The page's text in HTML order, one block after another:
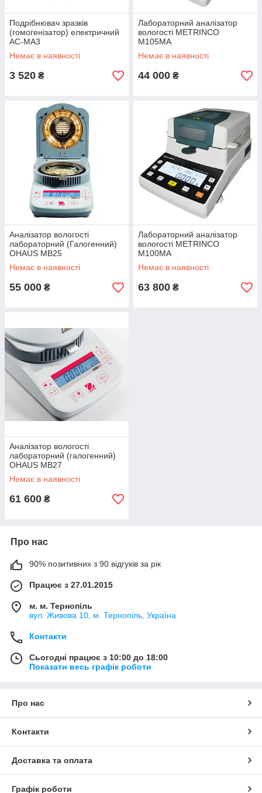
Подрібнювач зразків
(гомогенізатор) електричний
AC-MA3
Немає в наявності
3 520 ₴
Лабораторний аналізатор
вологості METRINCO
M105MA
Немає в наявності
44 000 ₴
Аналізатор вологості
лабораторний (Галогенний)
OHAUS MB25
Немає в наявності
55 000 ₴
Лабораторний аналізатор
вологості METRINCO
M100MA
Немає в наявності
63 800 ₴
Аналізатор вологості
лабораторний (галогенний)
OHAUS MB27
Немає в наявності
61 600 ₴
Про нас
90% позитивних з 90 відгуків за рік
Працює з 27.01.2015
м. м. Тернопіль
вул. Живова 10, м. Тернопіль, Україна
Контакти
Сьогодні працює з 10:00 до 18:00
Показати весь графік роботи
Про нас
Контакти
Доставка та оплата
Графік роботи